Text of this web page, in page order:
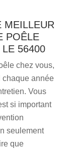
MEILLEUR
POÊLE
LE 56400
chez vous,
chaque année
Vous
si important
seulement
que